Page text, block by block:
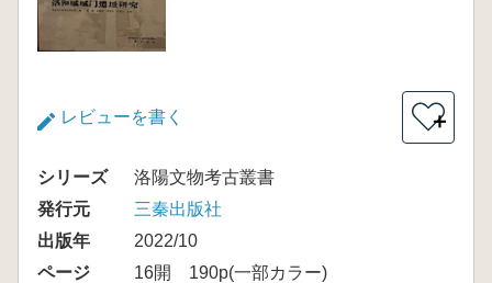
レビューを書く ＋
シリーズ
洛陽文物考古叢書
発行元
三秦出版社
出版年
2022/10
ページ
16開 190p(一部カラー)